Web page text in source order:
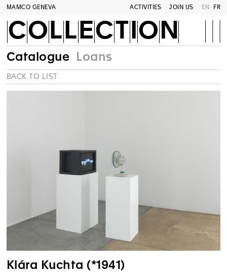
MAMCO GENEVA ACTIVITIES JOIN US EN FR
COLLECTION
Catalogue Loans
BACK TO LIST
Klára Kuchta (*1941)